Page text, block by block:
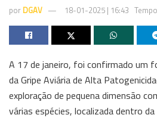
por DGAV 18-01-2025 | 16:43
A 17 de janeiro, foi confirmado um
da Gripe Aviária de Alta
exploração de pequena dimensão
várias espécies, localizada dentro